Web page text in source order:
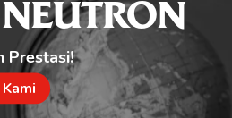
NEUTRON
Prestasi!